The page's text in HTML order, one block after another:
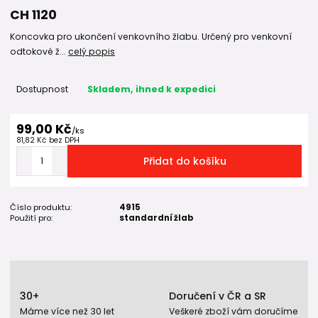
CH 1120
Koncovka pro ukončení venkovního žlabu. Určený pro venkovní
odtokové ž... celý popis
Dostupnost Skladem, ihned k expedici
99,00 Kč/ks
81,82 Kč bez DPH
Přidat do košíku
Číslo produktu:
4915
Použití pro:
standardní žlab
30+
Máme více než 30 let
Doručení v ČR a SR
Veškeré zboží vám doručíme